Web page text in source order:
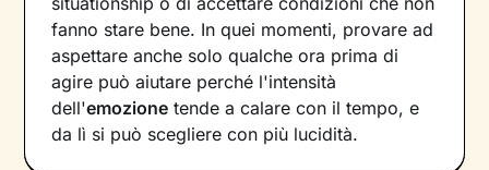
fanno stare bene. In quei momenti, provare ad
aspettare anche solo qualche ora prima di
agire può aiutare perché l'intensità
dell'emozione tende a calare con il tempo, e
da lì si può scegliere con più lucidità.